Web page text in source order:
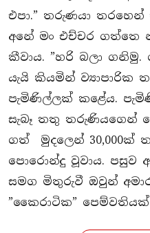
එපා.” තරුණයා තරහෙන්
අනේ මං එච්චර ගත්තෙ
කීවාය. ”හරි බලා
යැයි කියමින්
පැමිණිල්ලක් කළේය.
සැබෑ තතු තරුණියගෙන්
ගත් මුදලෙන් 30,000ක්
පොරොන්දු වූවාය. පසුව
සමග මිතුරුවී ඔවුන්
”කෛරාටික”